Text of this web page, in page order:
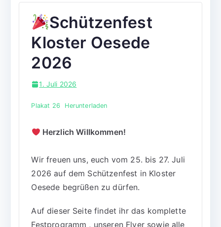
Schützenfest
Kloster Oesede
2026
1. Juli 2026
Plakat 26 Herunterladen
Herzlich Willkommen!
Wir freuen uns, euch vom 25. bis 27. Juli
2026 auf dem Schützenfest in Kloster
Oesede begrüßen zu dürfen.
Auf dieser Seite findet ihr das komplette
Festprogramm , unseren Flyer sowie alle